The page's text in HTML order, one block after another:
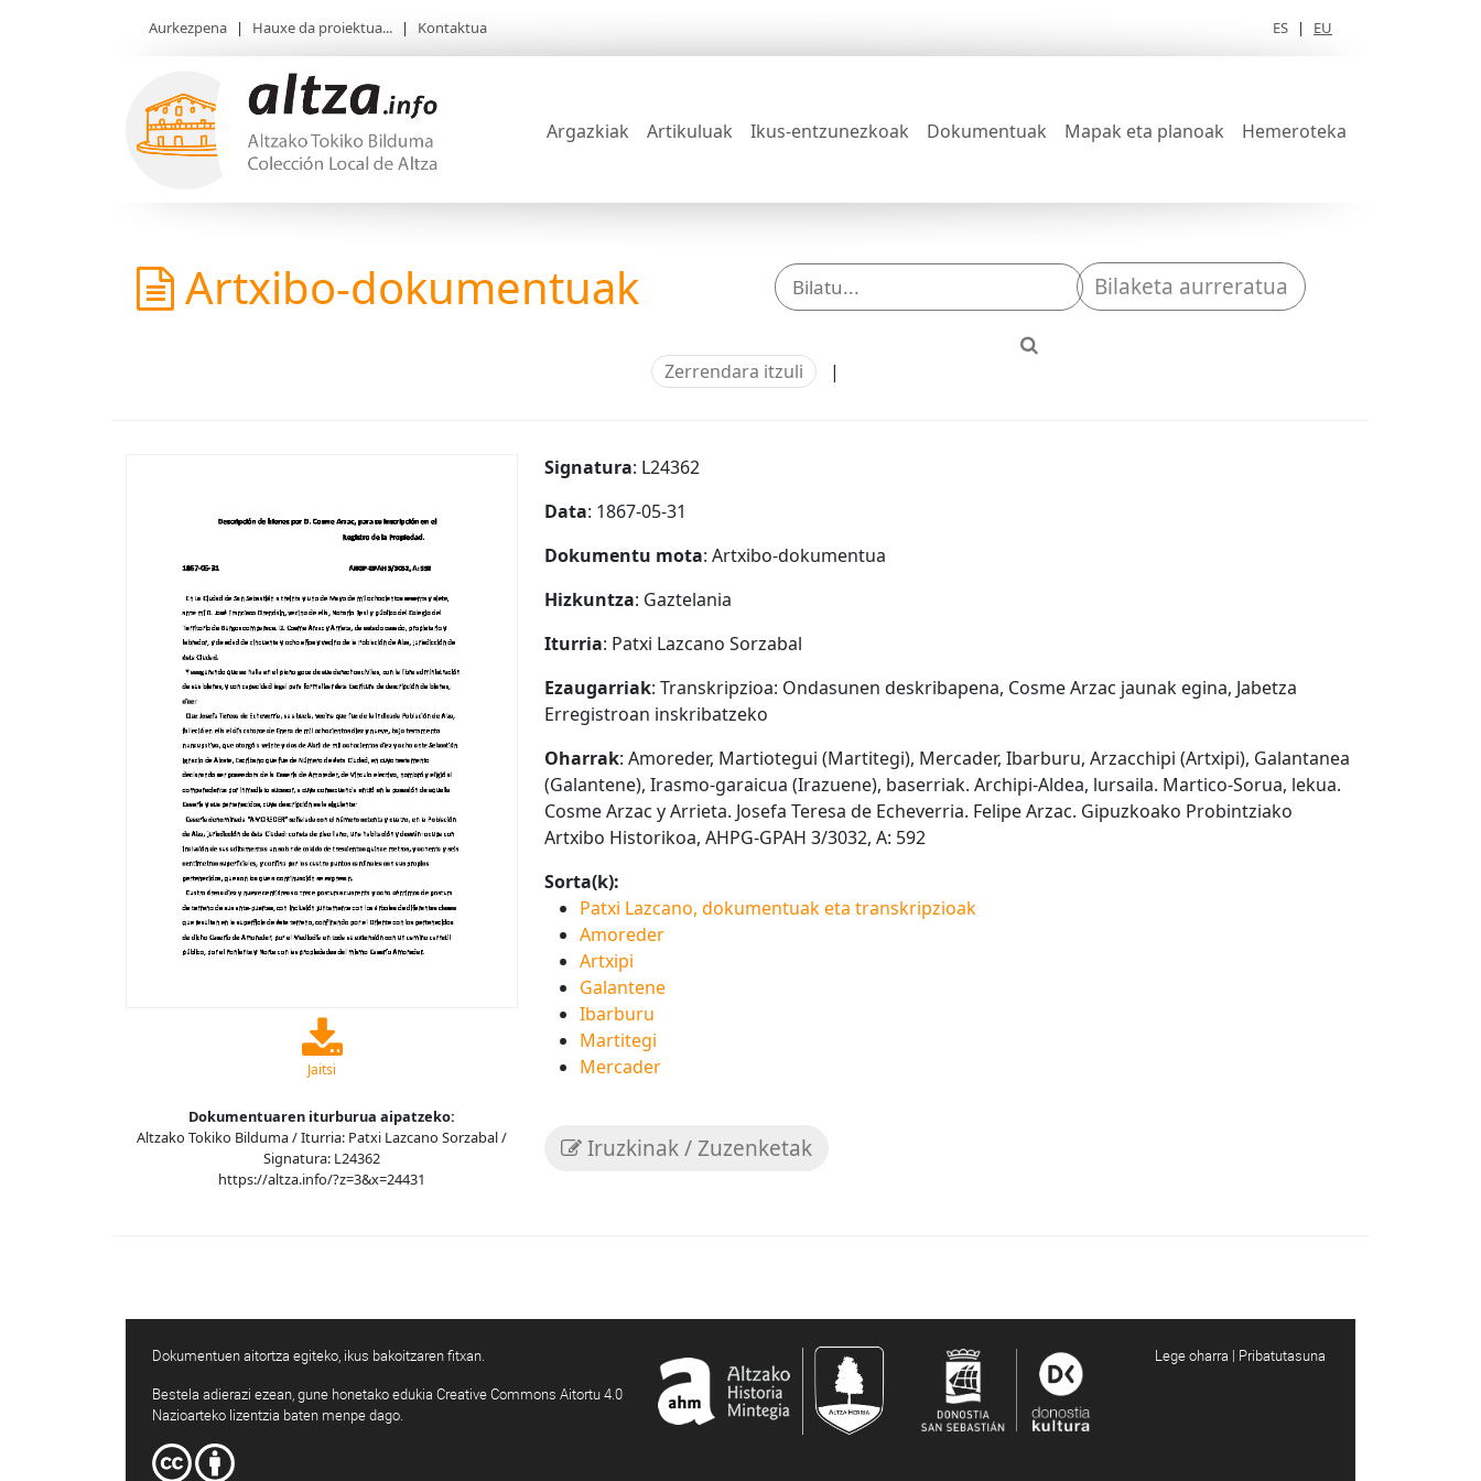
Aurkezpena | Hauxe da proiektua... | Kontaktua ES | EU
Argazkiak Artikuluak Ikus-entzunezkoak Dokumentuak Mapak eta planoak Hemeroteka
Artxibo-dokumentuak Bilaketa aurreratua
Zerrendara itzuli |
Jaitsi
Dokumentuaren iturburua aipatzeko:
Altzako Tokiko Bilduma / Iturria: Patxi Lazcano Sorzabal /
Signatura: L24362
https://altza.info/?z=3&x=24431
Signatura: L24362
Data: 1867-05-31
Dokumentu mota: Artxibo-dokumentua
Hizkuntza: Gaztelania
Iturria: Patxi Lazcano Sorzabal
Ezaugarriak: Transkripzioa: Ondasunen deskribapena, Cosme Arzac jaunak egina, Jabetza
Erregistroan inskribatzeko
Oharrak: Amoreder, Martiotegui (Martitegi), Mercader, Ibarburu, Arzacchipi (Artxipi), Galantanea
(Galantene), Irasmo-garaicua (Irazuene), baserriak. Archipi-Aldea, lursaila. Martico-Sorua, lekua.
Cosme Arzac y Arrieta. Josefa Teresa de Echeverria. Felipe Arzac. Gipuzkoako Probintziako
Artxibo Historikoa, AHPG-GPAH 3/3032, A: 592
Sorta(k):
Patxi Lazcano, dokumentuak eta transkripzioak
Amoreder
Artxipi
Galantene
Ibarburu
Martitegi
Mercader
Iruzkinak / Zuzenketak
Dokumentuen aitortza egiteko, ikus bakoitzaren fitxan.
Bestela adierazi ezean, gune honetako edukia Creative Commons Aitortu 4.0
Nazioarteko lizentzia baten menpe dago.
Lege oharra | Pribatutasuna